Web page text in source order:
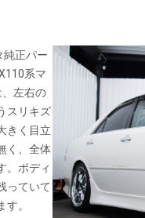
純正パー
系マ
左右の
スリキズ
きく目立
く、全体
。ボディ
っていて
。